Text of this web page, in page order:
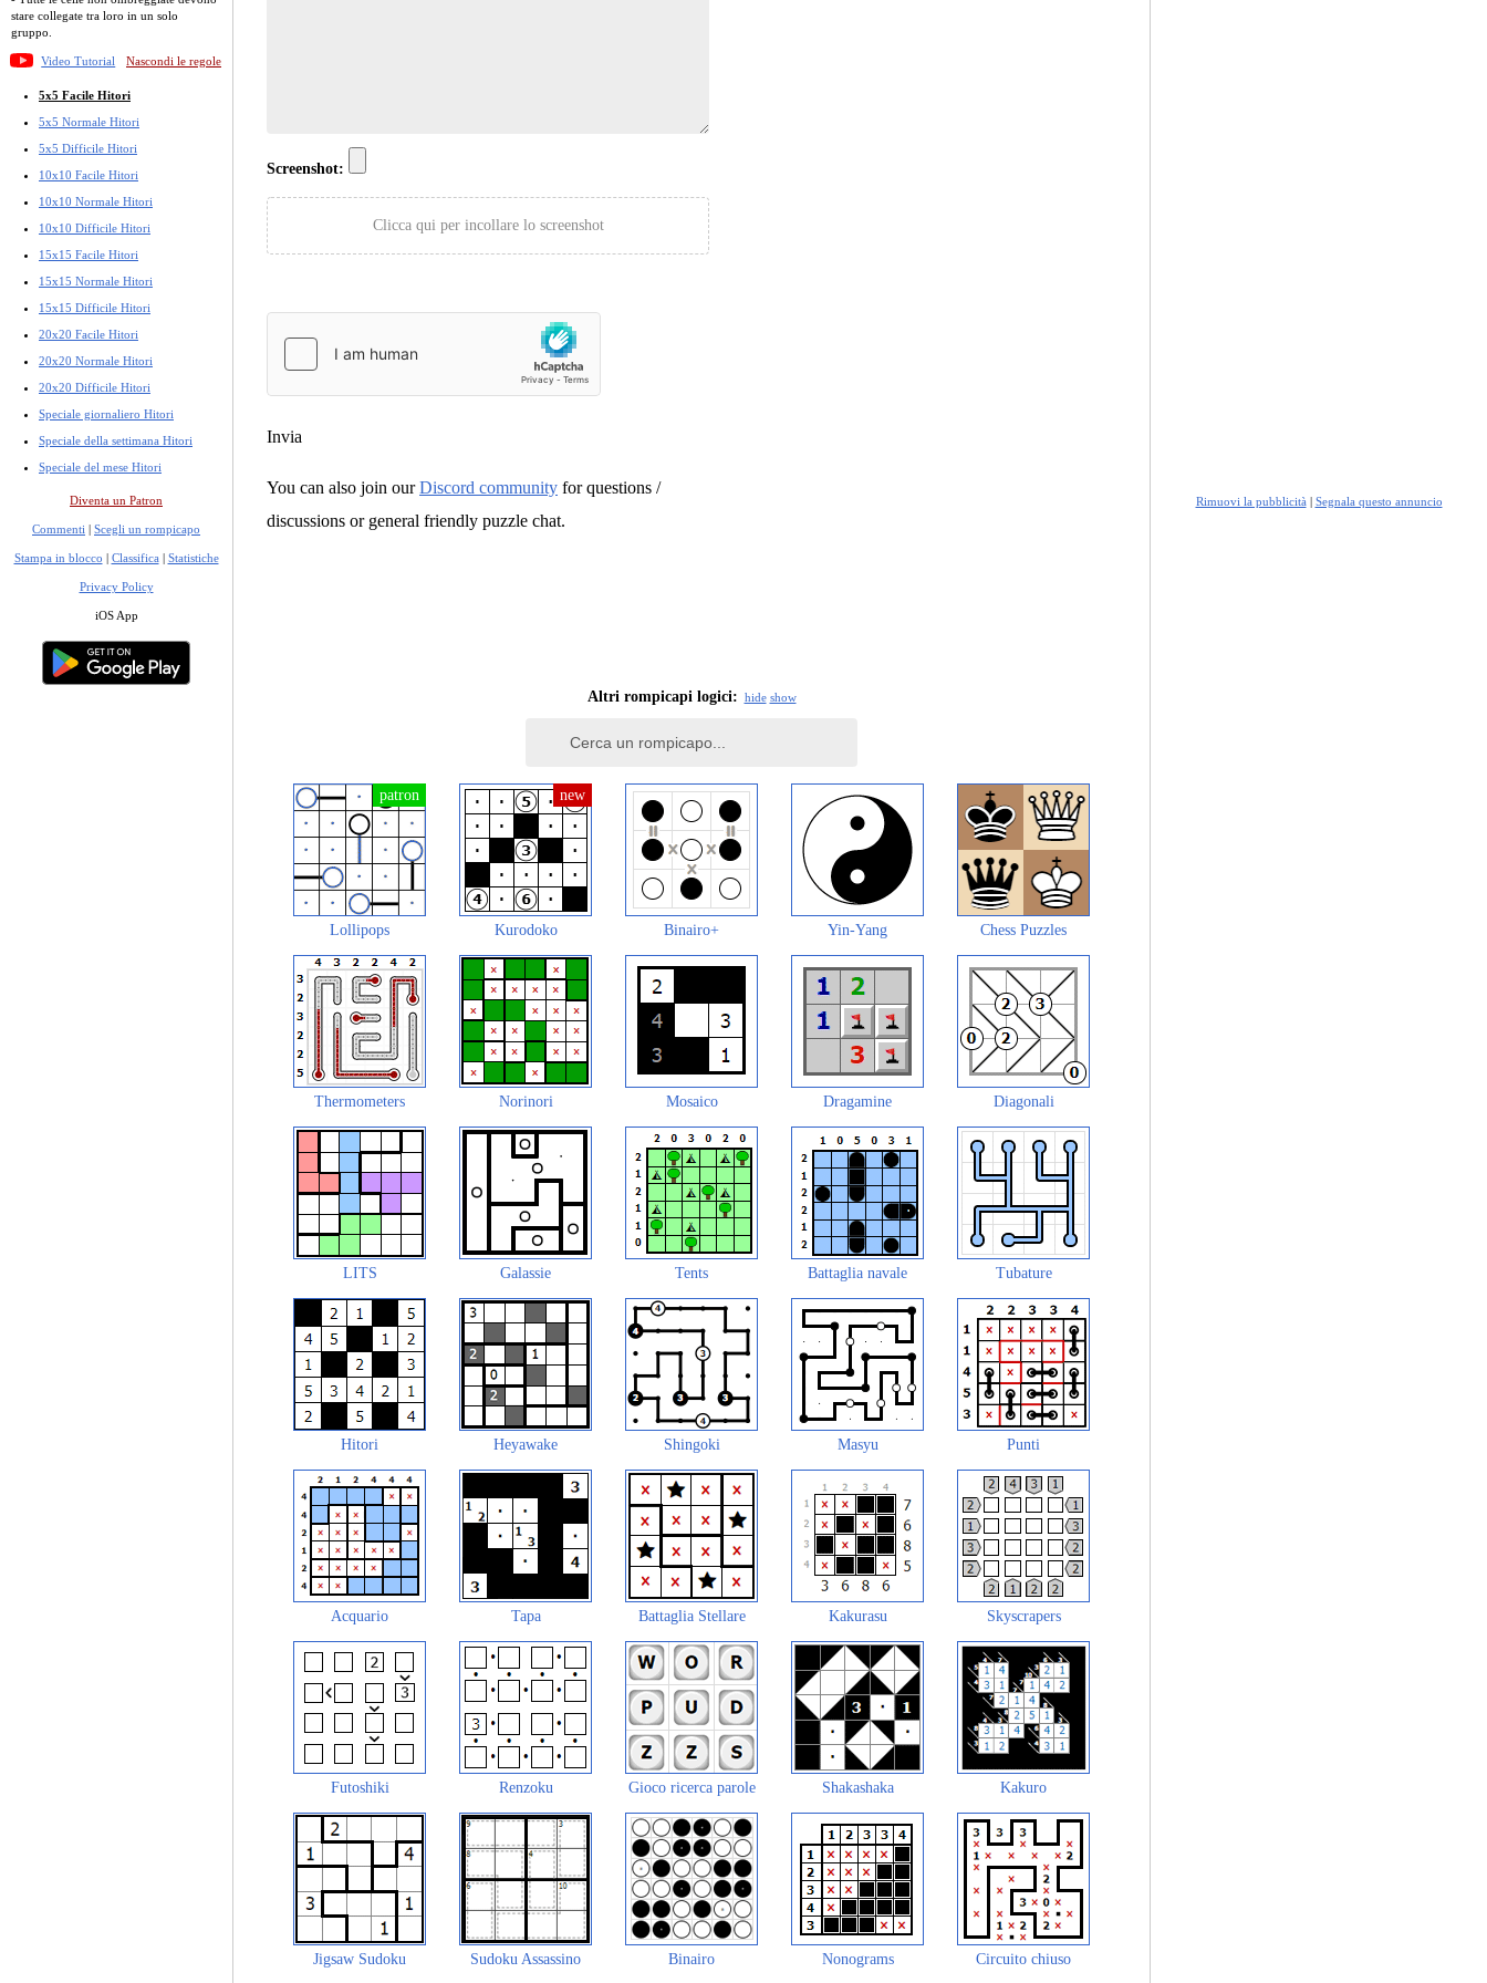
stare collegate tra loro in un solo
gruppo.
Video Tutorial Nascondi le regole
5x5 Facile Hitori
5x5 Normale Hitori
5x5 Difficile Hitori
10x10 Facile Hitori
10x10 Normale Hitori
10x10 Difficile Hitori
15x15 Facile Hitori
15x15 Normale Hitori
15x15 Difficile Hitori
20x20 Facile Hitori
20x20 Normale Hitori
20x20 Difficile Hitori
Speciale giornaliero Hitori
Speciale della settimana Hitori
Speciale del mese Hitori
Diventa un Patron
Commenti | Scegli un rompicapo
Stampa in blocco | Classifica | Statistiche
Privacy Policy
iOS App
Screenshot:
Clicca qui per incollare lo screenshot
Invia
You can also join ourDiscord community for questions /
discussions or general friendly puzzle chat.
Altri rompicapi logici: hide show
Lollipops Kurodoko Binairo+ Yin-Yang Chess Puzzles
Thermometers Norinori Mosaico Dragamine Diagonali
LITS Galassie Tents Battaglia navale Tubature
Hitori Heyawake Shingoki Masyu Punti
Acquario Tapa Battaglia Stellare Kakurasu Skyscrapers
Futoshiki Renzoku Gioco ricerca parole Shakashaka Kakuro
Jigsaw Sudoku Sudoku Assassino Binairo Nonograms Circuito chiuso
Rimuovi la pubblicità | Segnala questo annuncio